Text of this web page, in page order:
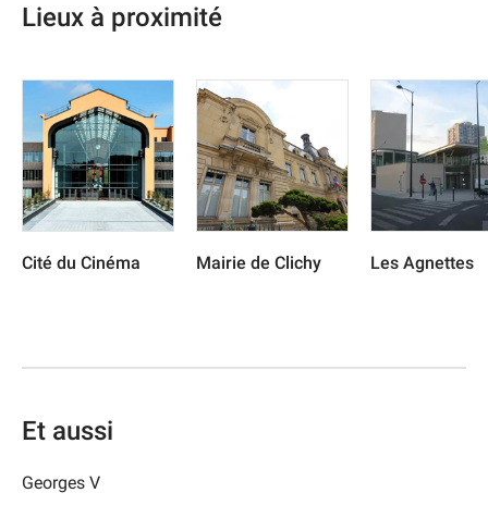
Lieux à proximité
Cité du Cinéma Mairie de Clichy Les Agnettes
Et aussi
Georges V